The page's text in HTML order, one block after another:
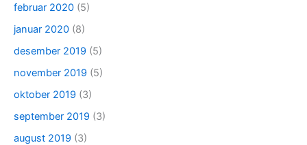
februar 2020 (5)
januar 2020 (8)
desember 2019 (5)
november 2019 (5)
oktober 2019 (3)
september 2019 (3)
august 2019 (3)